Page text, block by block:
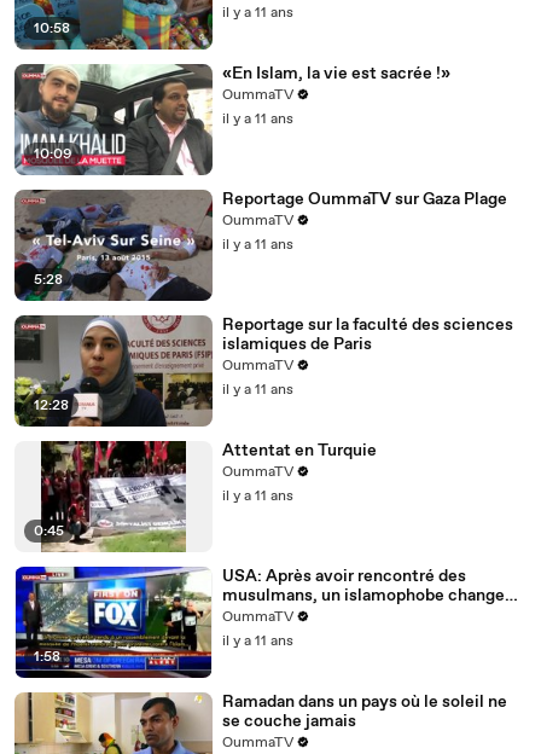
10:58
il y a 11 ans
10:09
«En Islam, la vie est sacrée !»
OummaTV
il y a 11 ans
5:28
Reportage OummaTV sur Gaza Plage
OummaTV
il y a 11 ans
12:28
Reportage sur la faculté des sciences
islamiques de Paris
OummaTV
il y a 11 ans
0:45
Attentat en Turquie
OummaTV
il y a 11 ans
1:58
USA: Après avoir rencontré des
musulmans, un islamophobe change
d'avis sur l'islam
OummaTV
il y a 11 ans
Ramadan dans un pays où le soleil ne
se couche jamais
OummaTV